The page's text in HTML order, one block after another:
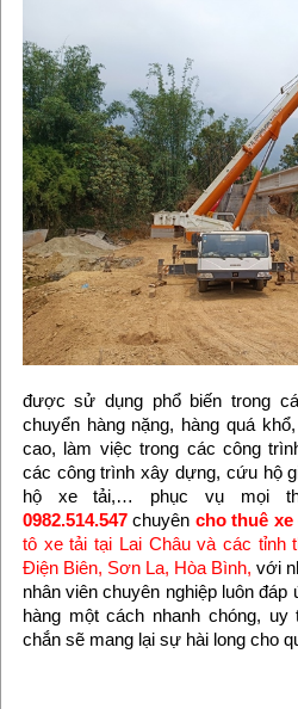
được sử dụng phổ biến trong
chuyển hàng nặng, hàng quá
cao, làm việc trong các công
các công trình xây dựng, cứu hộ
hộ xe tải,… phục vụ mọi
0982.514.547chuyên cho thuê
tô xe tải tại Lai Châu và các tỉnh
Điện Biên, Sơn La, Hòa Bình, với
nhân viên chuyên nghiệp luôn
hàng một cách nhanh chóng,
chắn sẽ mang lại sự hài long cho